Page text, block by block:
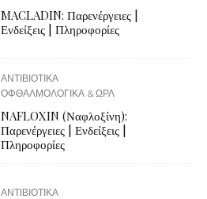
MACLADIN: Παρενέργειες |
Ενδείξεις | Πληροφορίες
ΑΝΤΙΒΙΟΤΙΚΑ
ΟΦΘΑΛΜΟΛΟΓΙΚΑ & ΩΡΛ
NAFLOXIN (Ναφλοξίνη):
Παρενέργειες | Ενδείξεις |
Πληροφορίες
ΑΝΤΙΒΙΟΤΙΚΑ